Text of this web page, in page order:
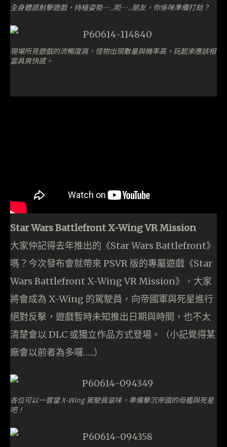
全身體感射擊遊戲，持槍姿勢…..呃…..朋友，你係咪準備打劫？
現場所見遊戲的流暢度高，怪物出現數量與機率高，玩起來應該相
當具爽快感。
Star Wars Battlefront X-Wing VR Mission
大家仲記得去年推出的《Star Wars Battlefront》
嗎？今次發布會就帶來 PSVR 版的專屬遊戲《Star
Wars Battlefront X-Wing VR Mission》，大家
將會成為 X-Wing 的駕駛員，向帝國軍與死星進行
絕對反擊，遊戲暫時未知推出日期與時間，也不太
清楚會以 DLC 或獨立作品方式登場。（小記覺得某
廠會以前者為多囉…..）
各位可以一嘗當 X-Wing 駕駛員滋味，準備擊沉帝國的母艦與死星
吧！